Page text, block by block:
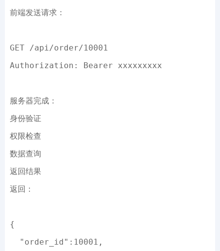
前端发送请求：
GET /api/order/10001
Authorization: Bearer xxxxxxxxx
服务器完成：
身份验证
权限检查
数据查询
返回结果
返回：
{
  "order_id":
10001 ,